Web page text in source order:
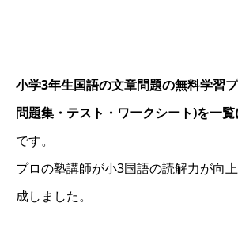
小学3年生国語の文章問題の無料学習
問題集・テスト・ワークシート)を一
です。
プロの塾講師が小3国語の読解力が向
成しました。